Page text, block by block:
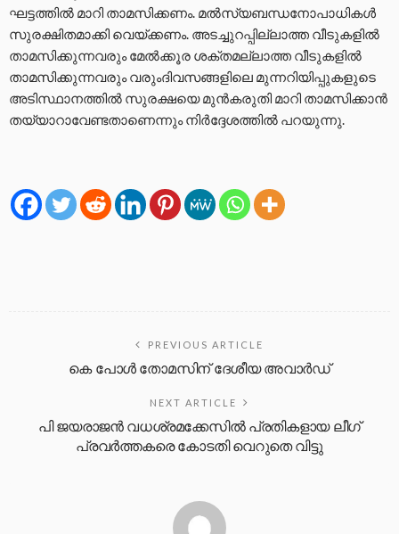
ഘട്ടത്തിൽ മാറി താമസിക്കണം. മൽസ്യബന്ധനോപാധികൾ
സുരക്ഷിതമാക്കി വെയ്ക്കണം. അടച്ചുറപ്പില്ലാത്ത വീടുകളിൽ
താമസിക്കുന്നവരും മേൽക്കൂര ശക്തമല്ലാത്ത വീടുകളിൽ
താമസിക്കുന്നവരും വരുംദിവസങ്ങളിലെ മുന്നറിയിപ്പുകളുടെ
അടിസ്ഥാനത്തിൽ സുരക്ഷയെ മുൻകരുതി മാറി താമസിക്കാൻ
തയ്യാറാവേണ്ടതാണെന്നും നിർദ്ദേശത്തിൽ പറയുന്നു.
PREVIOUS ARTICLE
കെ പോൾ തോമസിന് ദേശീയ അവാർഡ്
NEXT ARTICLE
പി ജയരാജൻ വധശ്രമക്കേസിൽ പ്രതികളായ ലീഗ്
പ്രവർത്തകരെ കോടതി വെറുതെ വിട്ടു